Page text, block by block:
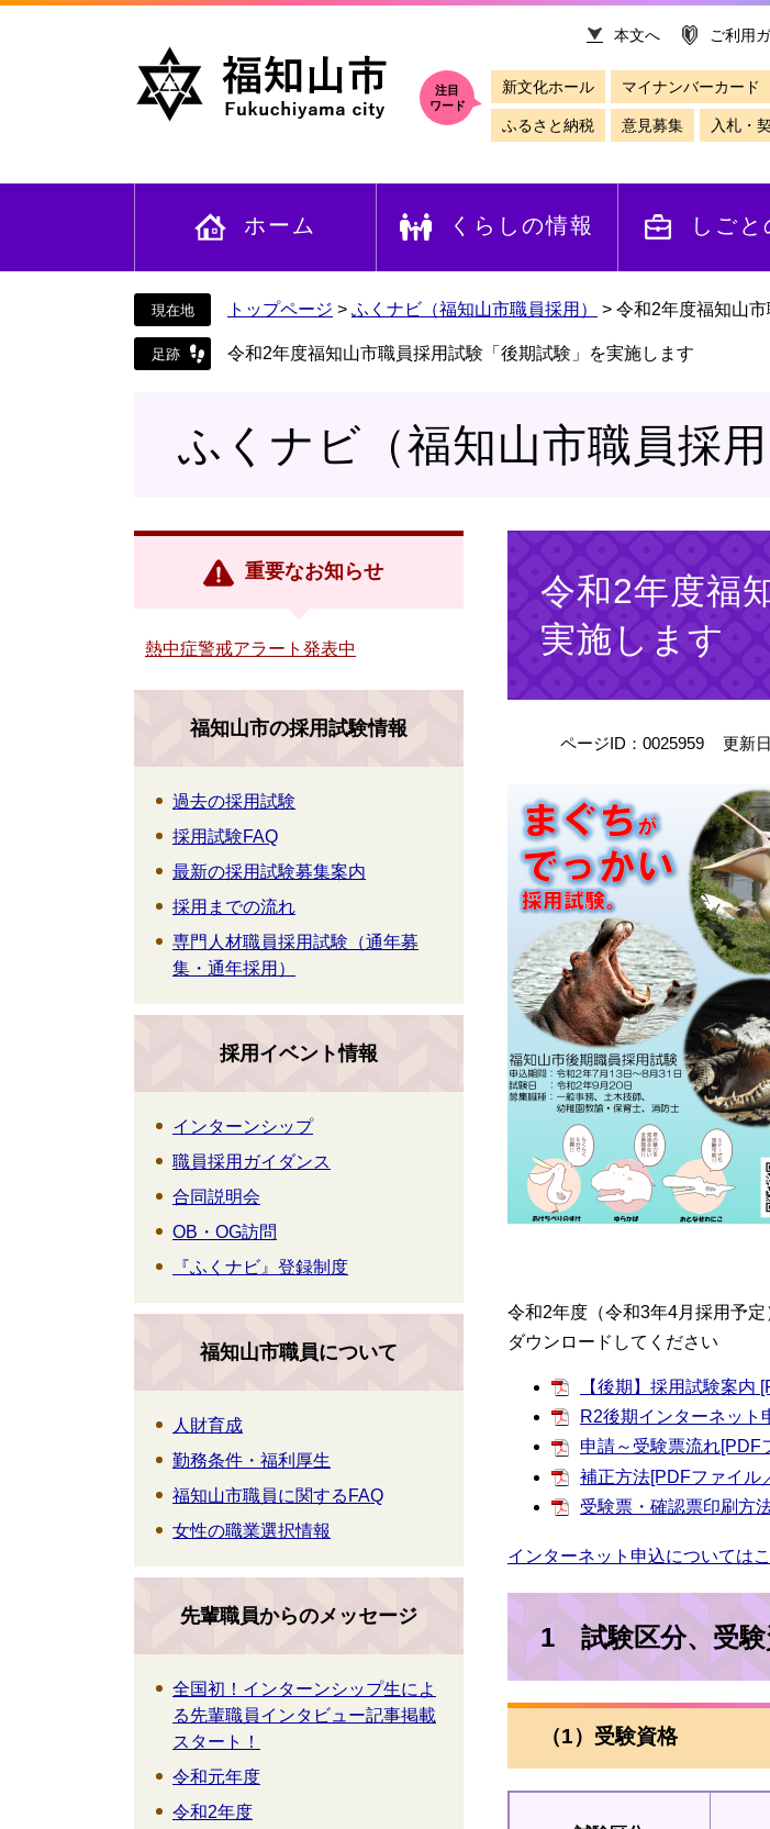
文
本文へ ご利用
注目
ワード
新文化ホール マイナンバーカード
ふるさと納税 意見募集 入札・
ホーム くらしの情報 しごと
トップページ > ふくナビ（福知山市職員採用） > 令和2年度福知山
令和2年度福知山市職員採用試験「後期試験」を実施します
ふくナビ（福知山市職員採用
令和2年度福
実施します
ページID：0025959 更新
令和2年度（令和3年4月採用予
ダウンロードしてください
【後期】採用試験案内
R2後期インターネット
申請～受験票流れ[PDF
補正方法[PDFファイル
受験票・確認票印刷方
インターネット申込については
1 試験区分、受験
（1）受験資格
重要なお知らせ
熱中症警戒アラート発表中
福知山市の採用試験情報
過去の採用試験
採用試験FAQ
最新の採用試験募集案内
採用までの流れ
専門人材職員採用試験（通年募
集・通年採用）
採用イベント情報
インターンシップ
職員採用ガイダンス
合同説明会
OB・OG訪問
『ふくナビ』登録制度
福知山市職員について
人財育成
勤務条件・福利厚生
福知山市職員に関するFAQ
女性の職業選択情報
先輩職員からのメッセージ
全国初！インターンシップ生によ
る先輩職員インタビュー記事掲載
スタート！
令和元年度
令和2年度